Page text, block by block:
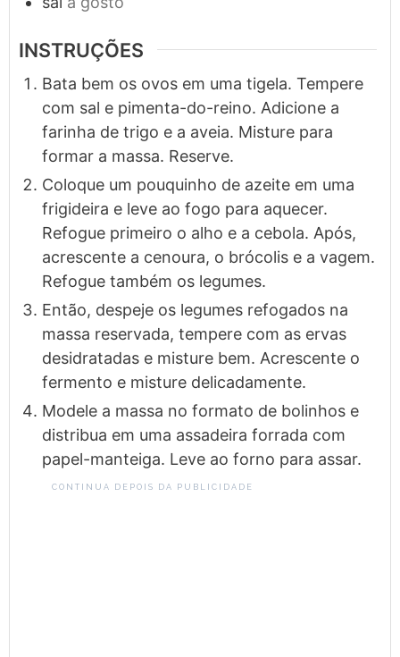
INSTRUÇÕES
Bata bem os ovos em uma tigela. Tempere
com sal e pimenta-do-reino. Adicione a
farinha de trigo e a aveia. Misture para
formar a massa. Reserve.
Coloque um pouquinho de azeite em uma
frigideira e leve ao fogo para aquecer.
Refogue primeiro o alho e a cebola. Após,
acrescente a cenoura, o brócolis e a vagem.
Refogue também os legumes.
Então, despeje os legumes refogados na
massa reservada, tempere com as ervas
desidratadas e misture bem. Acrescente o
fermento e misture delicadamente.
Modele a massa no formato de bolinhos e
distribua em uma assadeira forrada com
papel-manteiga. Leve ao forno para assar.
CONTINUA DEPOIS DA PUBLICIDADE